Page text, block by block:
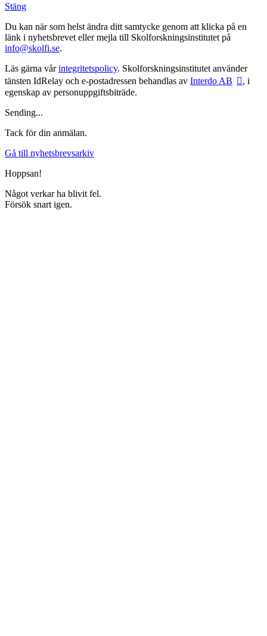
Stäng
Du kan när som helst ändra ditt samtycke genom att klicka på en
länk i nyhetsbrevet eller mejla till Skolforskningsinstitutet på
info@skolfi.se.
Läs gärna vårintegritetspolicy. Skolforskningsinstitutet använder
tänsten IdRelay och e-postadressen behandlas av Interdo AB
, i
egenskap av personuppgiftsbiträde.
Sending...
Tack för din anmälan.
Gå till nyhetsbrevsarkiv
Hoppsan!
Något verkar ha blivit fel.
Försök snart igen.